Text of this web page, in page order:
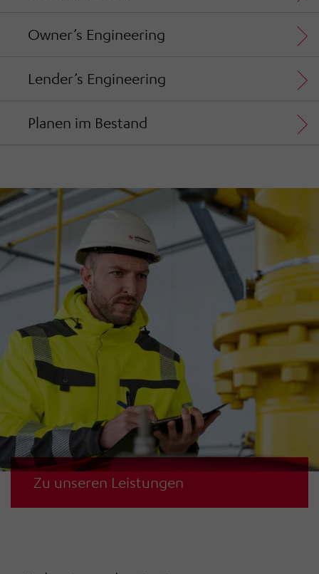
Owner’s Engineering
Lender’s Engineering
Planen im Bestand
Zu unseren Leistungen